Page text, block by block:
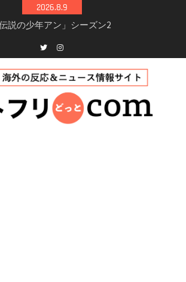
2026.8.9
ールで恋をして」キャス
主演ロマコメ
年撮影開始へ
ィ映画「リトル・ブラザ
！─キャスト・あらすじ・
ころまとめ
Twitterinstagram